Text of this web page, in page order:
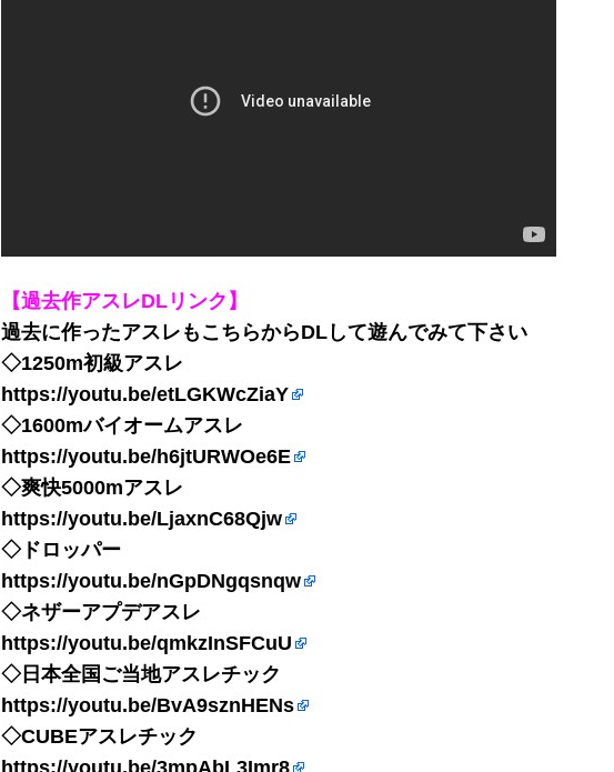
【過去作アスレDLリンク】
過去に作ったアスレもこちらからDLして遊んでみて下さい
◇1250m初級アスレ
https://youtu.be/etLGKWcZiaY
◇1600mバイオームアスレ
https://youtu.be/h6jtURWOe6E
◇爽快5000mアスレ
https://youtu.be/LjaxnC68Qjw
◇ドロッパー
https://youtu.be/nGpDNgqsnqw
◇ネザーアプデアスレ
https://youtu.be/qmkzInSFCuU
◇日本全国ご当地アスレチック
https://youtu.be/BvA9sznHENs
◇CUBEアスレチック